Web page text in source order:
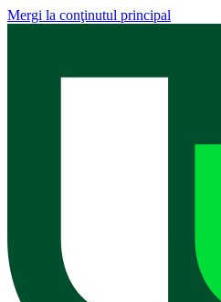
Mergi la conţinutul principal